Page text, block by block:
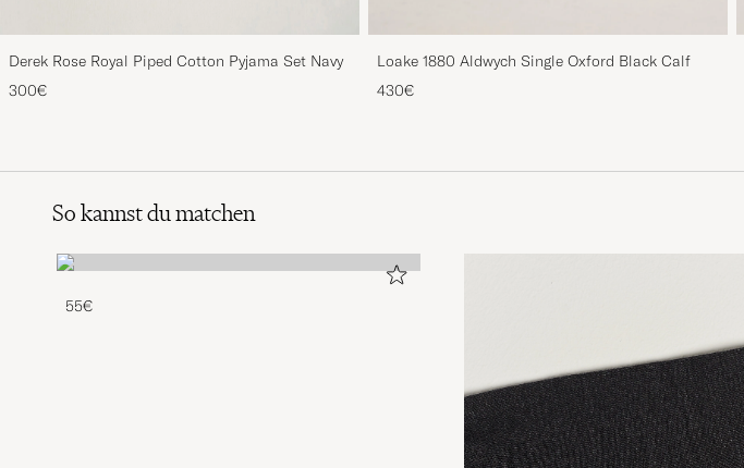
Derek Rose Royal Piped Cotton Pyjama Set Navy
300€
Loake 1880 Aldwych Single Oxford Black Calf
430€
So kannst du matchen
55€